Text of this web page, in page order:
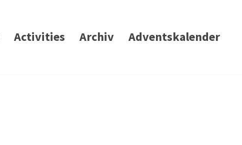
Activities Archiv Adventskalender